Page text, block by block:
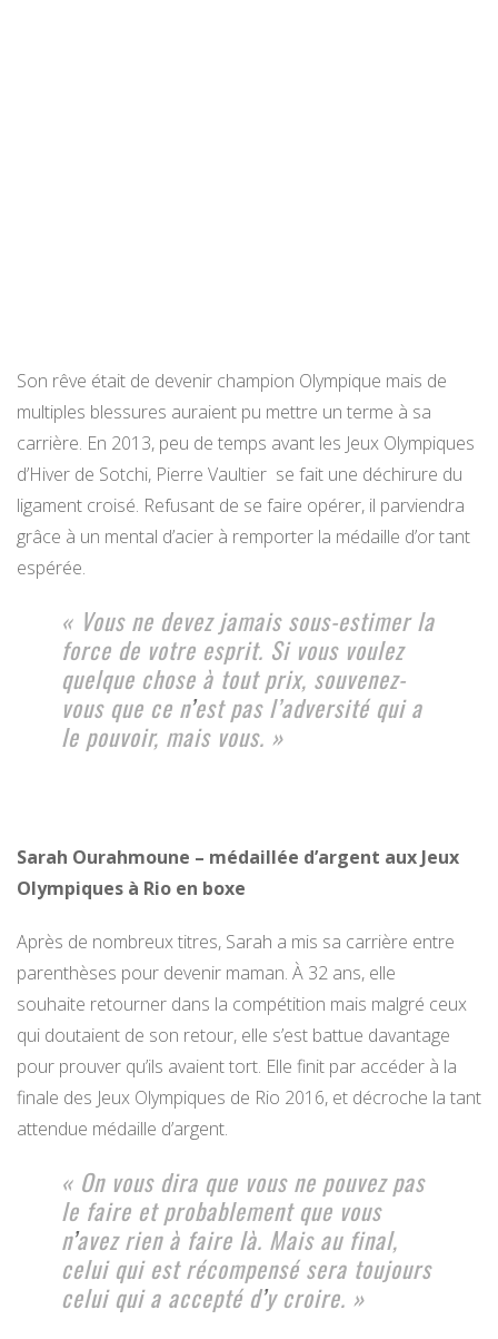
Son rêve était de devenir champion Olympique mais de
multiples blessures auraient pu mettre un terme à sa
carrière. En 2013, peu de temps avant les Jeux Olympiques
d’Hiver de Sotchi, Pierre Vaultier se fait une déchirure du
ligament croisé. Refusant de se faire opérer, il parviendra
grâce à un mental d’acier à remporter la médaille d’or tant
espérée.
« Vous ne devez jamais sous-estimer la
force de votre esprit. Si vous voulez
quelque chose à tout prix, souvenez-
vous que ce n’est pas l’adversité qui a
le pouvoir, mais vous. »
Sarah Ourahmoune – médaillée d’argent aux Jeux
Olympiques à Rio en boxe
Après de nombreux titres, Sarah a mis sa carrière entre
parenthèses pour devenir maman. À 32 ans, elle
souhaite retourner dans la compétition mais malgré ceux
qui doutaient de son retour, elle s’est battue davantage
pour prouver qu’ils avaient tort. Elle finit par accéder à la
finale des Jeux Olympiques de Rio 2016, et décroche la tant
attendue médaille d’argent.
« On vous dira que vous ne pouvez pas
le faire et probablement que vous
n’avez rien à faire là. Mais au final,
celui qui est récompensé sera toujours
celui qui a accepté d’y croire. »